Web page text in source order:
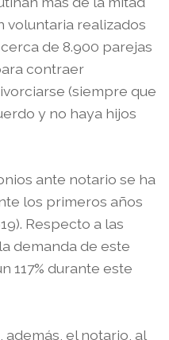
voluntaria realizados
de 8.900 parejas
contraer
(siempre que
y no haya hijos
ante notario se ha
los primeros años
Respecto a las
demanda de este
117% durante este
además, el notario, al